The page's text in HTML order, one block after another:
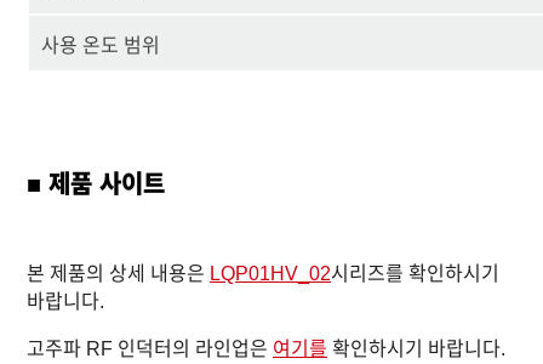
사용 온도 범위
■ 제품 사이트
본 제품의 상세 내용은 LQP01HV_02시리즈를 확인하시기
바랍니다.
고주파 RF 인덕터의 라인업은 여기를 확인하시기 바랍니다.